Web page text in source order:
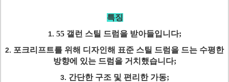
특징
1. 55 갤런 스틸 드럼을 받아들입니다;
2. 포크리프트를 위해 디자인해 표준 스틸 드럼을 드는 수평한
방향에 있는 드럼을 거치했습니다;
3. 간단한 구조 및 편리한 가동;